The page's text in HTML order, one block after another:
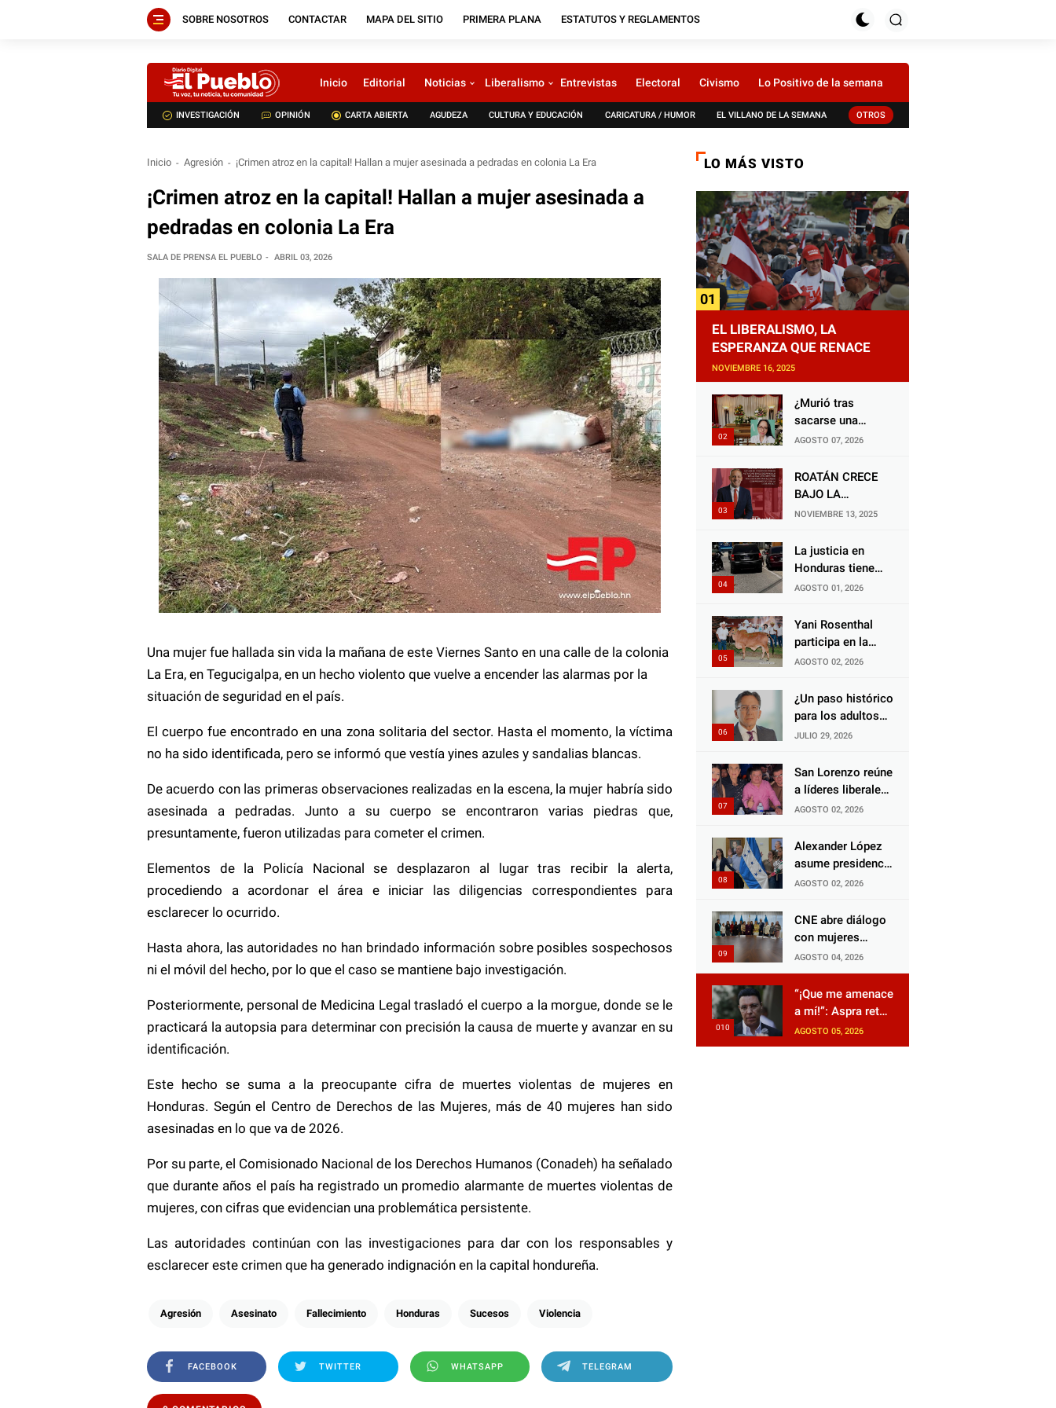
SOBRE NOSOTROS CONTACTAR MAPA DEL SITIO PRIMERA PLANA ESTATUTOS Y REGLAMENTOS
Inicio Editorial Noticias Liberalismo Entrevistas Electoral Civismo Lo Positivo de la semana
INVESTIGACIÓN OPINIÓN CARTA ABIERTA AGUDEZA CULTURA Y EDUCACIÓN CARICATURA / HUMOR EL VILLANO DE LA SEMANA OTROS
Inicio Agresión ¡Crimen atroz en la capital! Hallan a mujer asesinada a pedradas en colonia La Era
¡Crimen atroz en la capital! Hallan a mujer asesinada a
pedradas en colonia La Era
SALA DE PRENSA EL PUEBLO ABRIL 03, 2026
Una mujer fue hallada sin vida la mañana de este Viernes Santo en una calle de la colonia
La Era, en Tegucigalpa, en un hecho violento que vuelve a encender las alarmas por la
situación de seguridad en el país.
El cuerpo fue encontrado en una zona solitaria del sector. Hasta el momento, la víctima
no ha sido identificada, pero se informó que vestía yines azules y sandalias blancas.
De acuerdo con las primeras observaciones realizadas en la escena, la mujer habría sido
asesinada a pedradas. Junto a su cuerpo se encontraron varias piedras que,
presuntamente, fueron utilizadas para cometer el crimen.
Elementos de la Policía Nacional se desplazaron al lugar tras recibir la alerta,
procediendo a acordonar el área e iniciar las diligencias correspondientes para
esclarecer lo ocurrido.
Hasta ahora, las autoridades no han brindado información sobre posibles sospechosos
ni el móvil del hecho, por lo que el caso se mantiene bajo investigación.
Posteriormente, personal de Medicina Legal trasladó el cuerpo a la morgue, donde se le
practicará la autopsia para determinar con precisión la causa de muerte y avanzar en su
identificación.
Este hecho se suma a la preocupante cifra de muertes violentas de mujeres en
Honduras. Según el Centro de Derechos de las Mujeres, más de 40 mujeres han sido
asesinadas en lo que va de 2026.
Por su parte, el Comisionado Nacional de los Derechos Humanos (Conadeh) ha señalado
que durante años el país ha registrado un promedio alarmante de muertes violentas de
mujeres, con cifras que evidencian una problemática persistente.
Las autoridades continúan con las investigaciones para dar con los responsables y
esclarecer este crimen que ha generado indignación en la capital hondureña.
Agresión Asesinato Fallecimiento Honduras Sucesos Violencia
FACEBOOK TWITTER WHATSAPP TELEGRAM
LO MÁS VISTO
EL LIBERALISMO, LA
ESPERANZA QUE RENACE
NOVIEMBRE 16, 2025
¿Murió tras
sacarse una
muela? Familia de
justicia por
presunta mala
AGOSTO 07, 2026
ROATÁN CRECE
BAJO LA
ALCALDÍA DE RON
GESTOR ALIADO
DE LA
NOVIEMBRE 13, 2025
La justicia en
Honduras tiene
una deuda
animales, y
negarse a castigar
Choloma es
consolidar un
Estado que
y abandona al
inocente.
AGOSTO 01, 2026
Yani Rosenthal
participa en la
Feria Nacional
2026
AGOSTO 02, 2026
¿Un paso histórico
para los adultos
mayores?
impulsada por el
diputado Salomón
Honduras
JULIO 29, 2026
San Lorenzo reúne
a líderes liberales
en jornada de
unidad
AGOSTO 02, 2026
Alexander López
asume presidencia
del Consejo
de El Progreso
para el Censo
AGOSTO 02, 2026
CNE abre diálogo
con mujeres
políticas para
impulsar reformas
electorales
AGOSTO 04, 2026
“¡Que me amenace
a mí!”: Aspra reta
a JOH y exige que
siga tras las rejas
AGOSTO 05, 2026